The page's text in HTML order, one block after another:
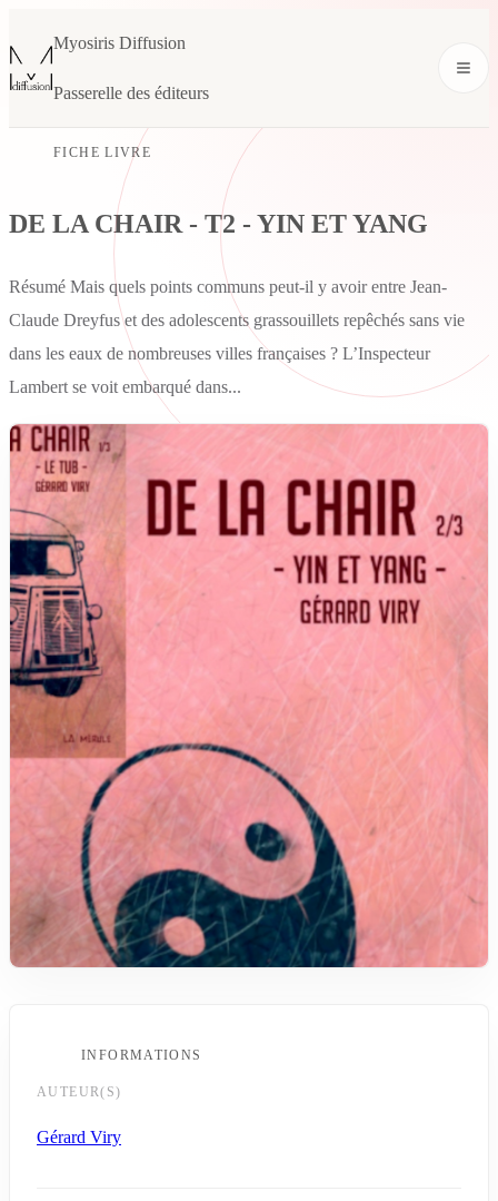
Myosiris Diffusion
Passerelle des éditeurs
FICHE LIVRE
DE LA CHAIR - T2 - YIN ET YANG
Résumé Mais quels points communs peut-il y avoir entre Jean-
Claude Dreyfus et des adolescents grassouillets repêchés sans vie
dans les eaux de nombreuses villes françaises ? L’Inspecteur
Lambert se voit embarqué dans...
INFORMATIONS
AUTEUR(S)
Gérard Viry